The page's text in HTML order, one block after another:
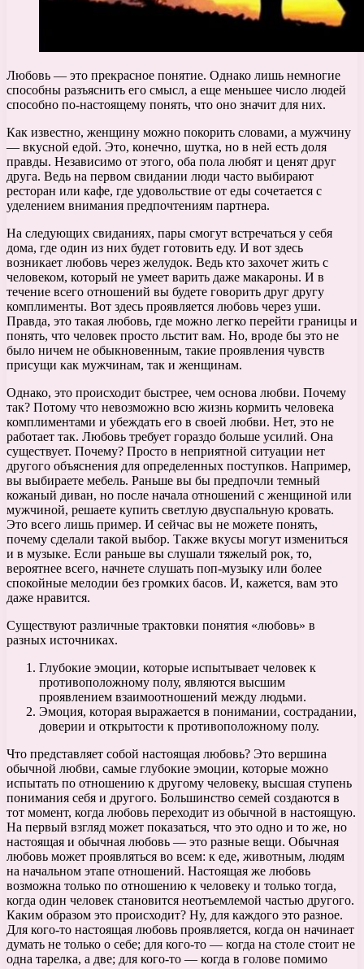
Любовь — это прекрасное понятие. Однако лишь немногие
способны разъяснить его смысл, а еще меньшее число людей
способно по-настоящему понять, что оно значит для них.
Как известно, женщину можно покорить словами, а мужчину
— вкусной едой. Это, конечно, шутка, но в ней есть доля
правды. Независимо от этого, оба пола любят и ценят друг
друга. Ведь на первом свидании люди часто выбирают
ресторан или кафе, где удовольствие от еды сочетается с
уделением внимания предпочтениям партнера.
На следующих свиданиях, пары смогут встречаться у себя
дома, где один из них будет готовить еду. И вот здесь
возникает любовь через желудок. Ведь кто захочет жить с
человеком, который не умеет варить даже макароны. И в
течение всего отношений вы будете говорить друг другу
комплименты. Вот здесь проявляется любовь через уши.
Правда, это такая любовь, где можно легко перейти границы и
понять, что человек просто льстит вам. Но, вроде бы это не
было ничем не обыкновенным, такие проявления чувств
присущи как мужчинам, так и женщинам.
Однако, это происходит быстрее, чем основа любви. Почему
так? Потому что невозможно всю жизнь кормить человека
комплиментами и убеждать его в своей любви. Нет, это не
работает так. Любовь требует гораздо больше усилий. Она
существует. Почему? Просто в неприятной ситуации нет
другого объяснения для определенных поступков. Например,
вы выбираете мебель. Раньше вы бы предпочли темный
кожаный диван, но после начала отношений с женщиной или
мужчиной, решаете купить светлую двуспальную кровать.
Это всего лишь пример. И сейчас вы не можете понять,
почему сделали такой выбор. Также вкусы могут измениться
и в музыке. Если раньше вы слушали тяжелый рок, то,
вероятнее всего, начнете слушать поп-музыку или более
спокойные мелодии без громких басов. И, кажется, вам это
даже нравится.
Существуют различные трактовки понятия «любовь» в
разных источниках.
Глубокие эмоции, которые испытывает человек к
противоположному полу, являются высшим
проявлением взаимоотношений между людьми.
Эмоция, которая выражается в понимании, сострадании,
доверии и открытости к противоположному полу.
Что представляет собой настоящая любовь? Это вершина
обычной любви, самые глубокие эмоции, которые можно
испытать по отношению к другому человеку, высшая ступень
понимания себя и другого. Большинство семей создаются в
тот момент, когда любовь переходит из обычной в настоящую.
На первый взгляд может показаться, что это одно и то же, но
настоящая и обычная любовь — это разные вещи. Обычная
любовь может проявляться во всем: к еде, животным, людям
на начальном этапе отношений. Настоящая же любовь
возможна только по отношению к человеку и только тогда,
когда один человек становится неотъемлемой частью другого.
Каким образом это происходит? Ну, для каждого это разное.
Для кого-то настоящая любовь проявляется, когда он начинает
думать не только о себе; для кого-то — когда на столе стоит не
одна тарелка, а две; для кого-то — когда в голове помимо